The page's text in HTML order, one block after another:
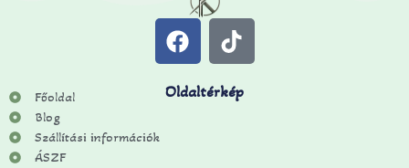
Oldaltérkép
Főoldal
Blog
Szállítási információk
ÁSZF